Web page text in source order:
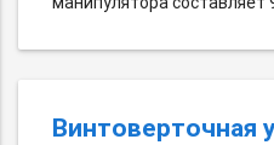
Винтоверточная